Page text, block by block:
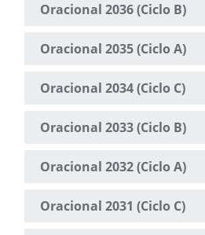
Oracional 2036 (Ciclo B)
Oracional 2035 (Ciclo A)
Oracional 2034 (Ciclo C)
Oracional 2033 (Ciclo B)
Oracional 2032 (Ciclo A)
Oracional 2031 (Ciclo C)